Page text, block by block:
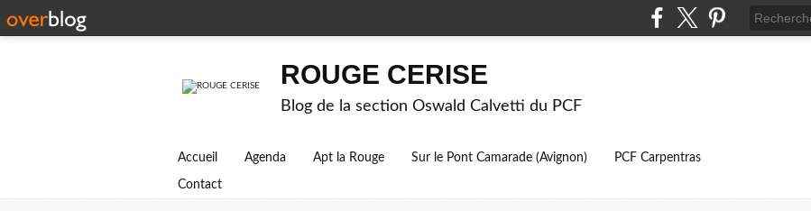
ROUGE CERISE
Blog de la section Oswald Calvetti du PCF
Accueil Agenda Apt la Rouge Sur le Pont Camarade (Avignon) PCF Carpentras
Contact